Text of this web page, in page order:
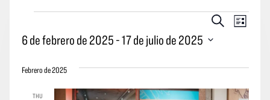
Eventos
Búsqueda
vistas
Buscar
vistas
de
Lista
6 de febrero de 2025 - 17 de julio de 2025
la
Febrero de 2025
THU